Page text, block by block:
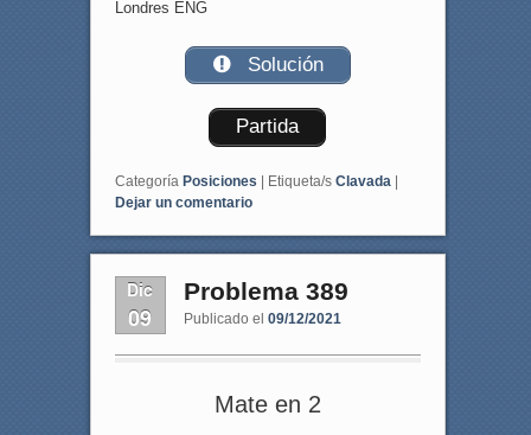
Londres ENG
Solución
Partida
Categoría Posiciones | Etiqueta/s Clavada |
Dejar un comentario
Dic
09
Problema 389
Publicado el 09/12/2021
Mate en 2